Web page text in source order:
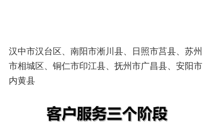
汉中市汉台区、南阳市淅川县、日照市莒县、苏州
市相城区、铜仁市印江县、抚州市广昌县、安阳市
内黄县